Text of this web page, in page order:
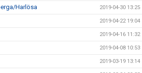
Harlösa 2019-04-30 13:25
2019-04-22 19:04
2019-04-16 11:32
2019-04-08 10:53
2019-03-19 13:14